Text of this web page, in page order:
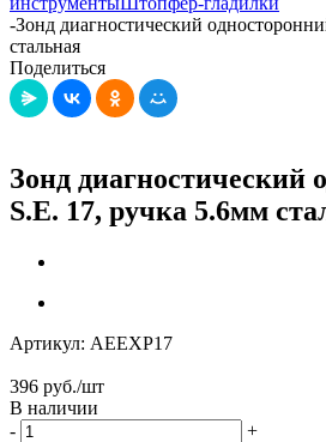
-Зонд диагностический
стальная
Поделиться
Зонд диагностический
S.E. 17, ручка 5.6мм
Артикул: AEEXP17
396 руб./шт
В наличии
-
+